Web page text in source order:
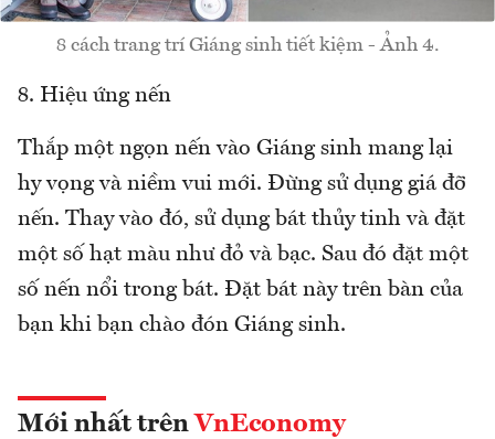
8 cách trang trí Giáng sinh tiết kiệm - Ảnh 4.
8. Hiệu ứng nến
Thắp một ngọn nến vào Giáng sinh mang lại
hy vọng và niềm vui mới. Đừng sử dụng giá đỡ
nến. Thay vào đó, sử dụng bát thủy tinh và đặt
một số hạt màu như đỏ và bạc. Sau đó đặt một
số nến nổi trong bát. Đặt bát này trên bàn của
bạn khi bạn chào đón Giáng sinh.
Mới nhất trên VnEconomy